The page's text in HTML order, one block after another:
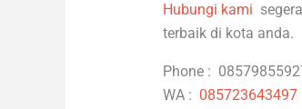
Hubungi kami
terbaik di kota anda.
Phone :
WA : 085723643497